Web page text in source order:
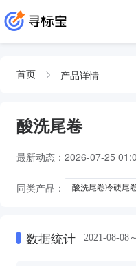
首页 产品详情
酸洗尾卷
最新动态： 2026-07-25
同类产品： 酸洗尾卷冷硬尾
数据统计 2021-08-08